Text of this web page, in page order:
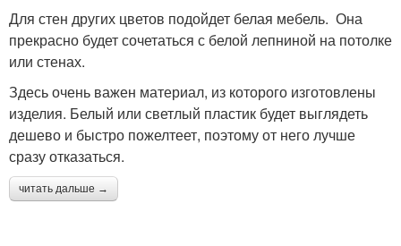
Для стен других цветов подойдет белая мебель. Она
прекрасно будет сочетаться с белой лепниной на потолке
или стенах.
Здесь очень важен материал, из которого изготовлены
изделия. Белый или светлый пластик будет выглядеть
дешево и быстро пожелтеет, поэтому от него лучше
сразу отказаться.
читать дальше →